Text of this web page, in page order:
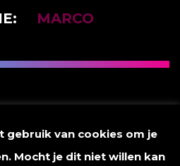
MARCO
voor tickets.
gebruik van cookies om je
Mocht je dit niet willen kan